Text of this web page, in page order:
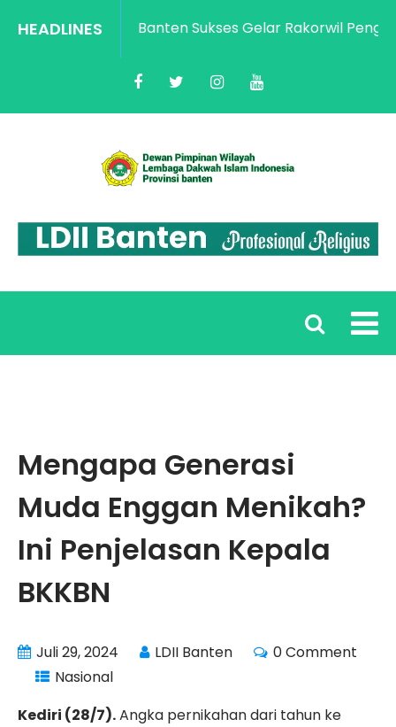
HEADLINES LDII Banten Sukses Gelar Rakorwil
Mengapa Generasi
Muda Enggan Menikah?
Ini Penjelasan Kepala
BKKBN
Juli 29, 2024 LDII Banten
0 Comment
Nasional
Kediri (28/7).Angka pernikahan dari tahun ke